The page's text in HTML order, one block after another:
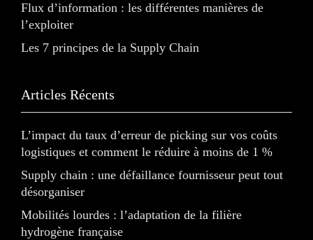
Flux d’information : les différentes manières de
l’exploiter
Les 7 principes de la Supply Chain
Articles Récents
L’impact du taux d’erreur de picking sur vos coûts
logistiques et comment le réduire à moins de 1 %
Supply chain : une défaillance fournisseur peut tout
désorganiser
Mobilités lourdes : l’adaptation de la filière
hydrogène française